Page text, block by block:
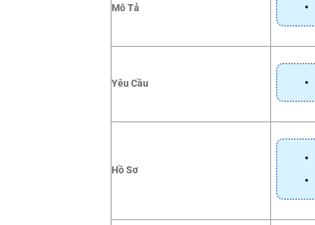
Mô Tả
Yêu Cầu
Hồ Sơ